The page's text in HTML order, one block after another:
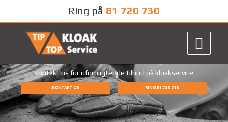
Ring på 81 720 730
Kontakt os for uforpligtende tilbud på kloakservice
KONTAKT OS RING 81 720 730